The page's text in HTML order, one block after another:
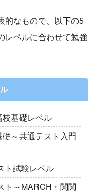
的なもので、以下の5
レベルに合わせて勉強
基礎レベル
～共通テスト入門
ト試験レベル
ト～MARCH・関関